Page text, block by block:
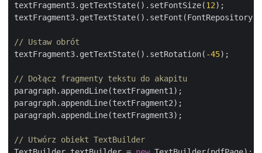
textFragment3.getTextState().setFontSize(12);
// Ustaw obrót
textFragment3.getTextState().setRotation( -45);
// Dołącz fragmenty tekstu do akapitu
paragraph.appendLine(textFragment1);
paragraph.appendLine(textFragment2);
paragraph.appendLine(textFragment3);
// Utwórz obiekt TextBuilder